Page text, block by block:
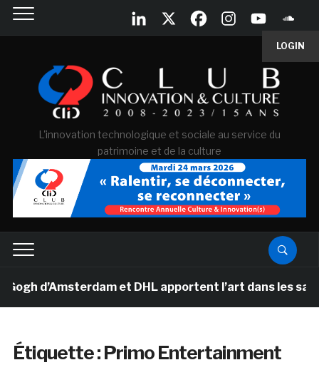
LOGIN
L'innovation technologique et sociale au service du
patrimoine et de la culture
d’Amsterdam et DHL apportent l’art dans les salles
Étiquette :Primo Entertainment